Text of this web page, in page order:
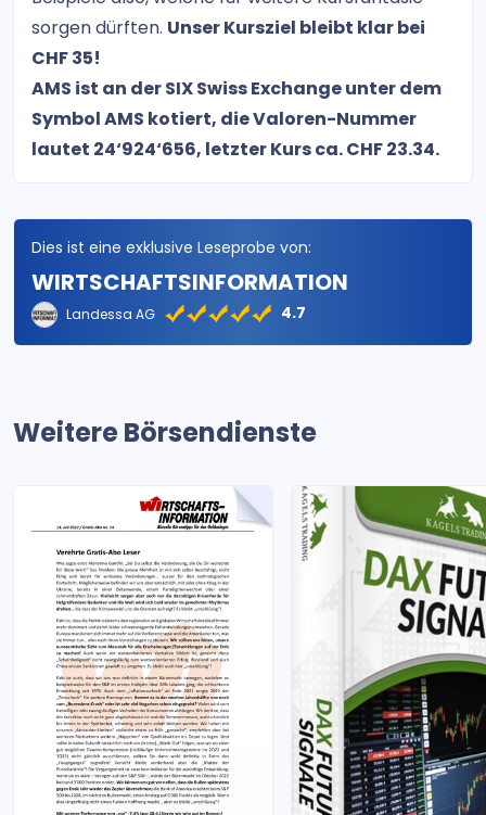
sorgen dürften. Unser Kursziel bleibt klar bei
CHF 35!
AMS ist an der SIX Swiss Exchange unter dem
Symbol AMS kotiert, die Valoren-Nummer
lautet 24‘924‘656, letzter Kurs ca. CHF 23.34.
Dies ist eine exklusive Leseprobe von:
WIRTSCHAFTSINFORMATION
Landessa AG 4.7
Weitere Börsendienste